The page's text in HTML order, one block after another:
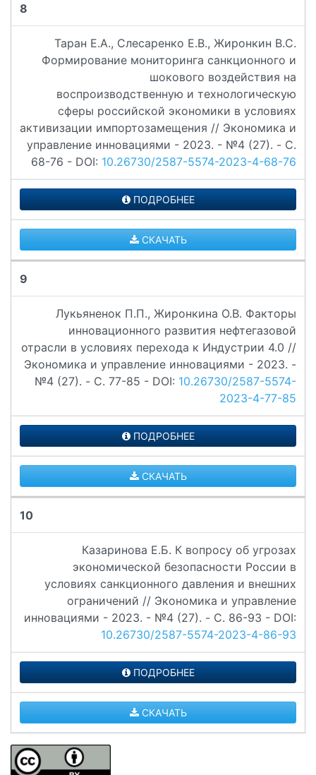
8
Таран Е.А., Слесаренко Е.В., Жиронкин В.С.
Формирование мониторинга санкционного и
шокового воздействия на
воспроизводственную и технологическую
сферы российской экономики в условиях
активизации импортозамещения // Экономика и
управление инновациями - 2023. - №4 (27). - C.
68-76 - DOI: 10.26730/2587-5574-2023-4-68-76
ПОДРОБНЕЕ
СКАЧАТЬ
9
Лукьяненок П.П., Жиронкина О.В. Факторы
инновационного развития нефтегазовой
отрасли в условиях перехода к Индустрии 4.0 //
Экономика и управление инновациями - 2023. -
№4 (27). - C. 77-85 - DOI: 10.26730/2587-5574-
2023-4-77-85
ПОДРОБНЕЕ
СКАЧАТЬ
10
Казаринова Е.Б. К вопросу об угрозах
экономической безопасности России в
условиях санкционного давления и внешних
ограничений // Экономика и управление
инновациями - 2023. - №4 (27). - C. 86-93 - DOI:
10.26730/2587-5574-2023-4-86-93
ПОДРОБНЕЕ
СКАЧАТЬ